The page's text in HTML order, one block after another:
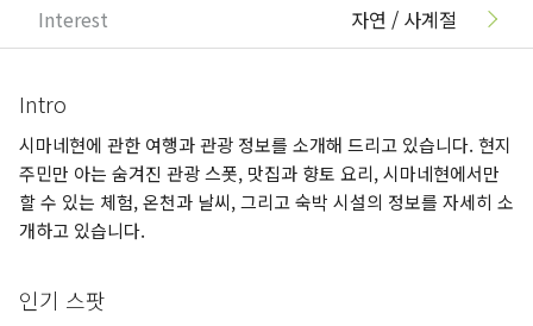
Interest 자연 / 사계절
Intro
시마네현에 관한 여행과 관광 정보를 소개해 드리고 있습니다. 현지
주민만 아는 숨겨진 관광 스폿, 맛집과 향토 요리, 시마네현에서만
할 수 있는 체험, 온천과 날씨, 그리고 숙박 시설의 정보를 자세히 소
개하고 있습니다.
인기 스팟